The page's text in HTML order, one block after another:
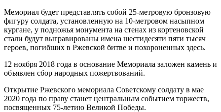
Мемориал будет представлять собой 25-метровую бронзовую
фигуру солдата, установленную на 10-метровом насыпном
кургане, у подножья монумента на стенах из кортеновской
стали будут выгравированы имена шестидесяти пяти тысяч
героев, погибших в Ржевской битве и похороненных здесь.
12 ноября 2018 года в основание Мемориала заложен камень и
объявлен сбор народных пожертвований.
Открытие Ржевского мемориала Советскому солдату в мае
2020 года по праву станет центральным событием торжеств,
посвященных 75-летию Великой Победы.